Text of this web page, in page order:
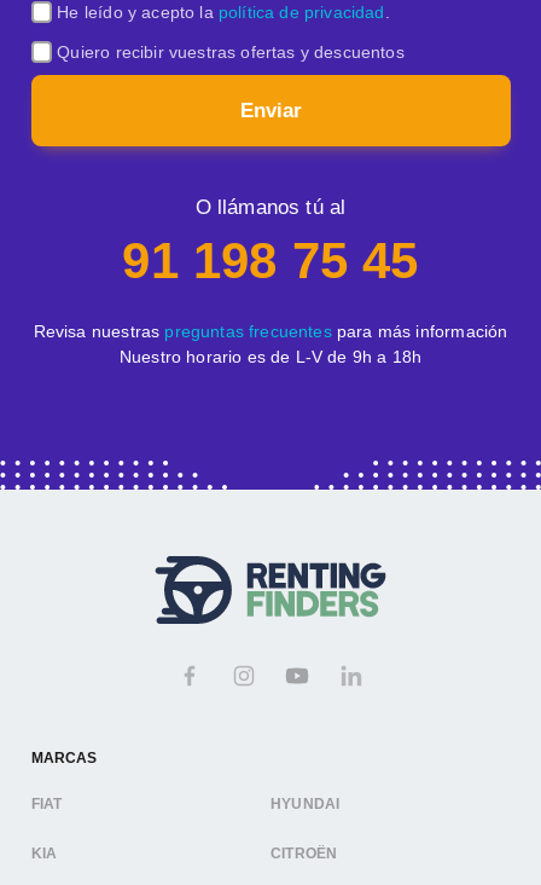
He leído y acepto la política de privacidad
Quiero recibir vuestras ofertas y descuentos
Enviar
O llámanos tú al
91 198 75 45
Revisa nuestras preguntas frecuentespara más información
Nuestro horario es de L-V de 9h a 18h
MARCAS
FIAT HYUNDAI
KIA CITROËN